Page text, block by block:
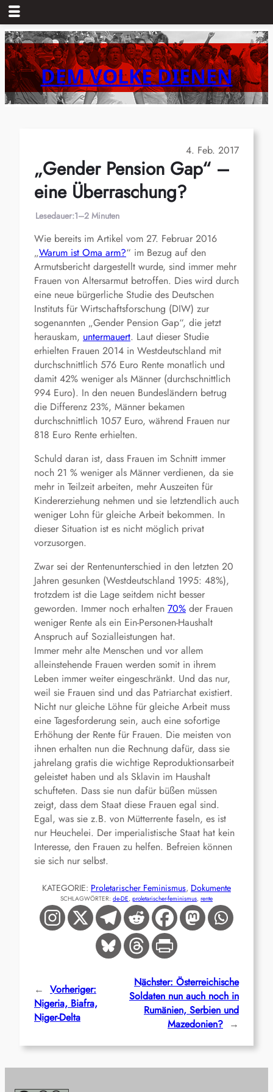
Zum
Inhalt
springenDEM VOLKE DIENEN
4. Feb. 2017
„Gender Pension Gap“ –
eine Überraschung?
Lesedauer:1–2 Minuten
Wie bereits im Artikel vom 27. Februar 2016
„Warum ist Oma arm?“ im Bezug auf den
Armutsbericht dargestellt wurde, sind immer mehr
Frauen von Altersarmut betroffen. Dies wird durch
eine neue bürgerliche Studie des Deutschen
Instituts für Wirtschaftsforschung (DIW) zur
sogenannten „Gender Pension Gap“, die jetzt
herauskam, untermauert. Laut dieser Studie
erhielten Frauen 2014 in Westdeutschland mit
durchschnittlich 576 Euro Rente monatlich und
damit 42% weniger als Männer (durchschnittlich
994 Euro). In den neuen Bundesländern betrug
die Differenz 23%, Männer bekamen
durchschnittlich 1057 Euro, während Frauen nur
818 Euro Rente erhielten.
Schuld daran ist, dass Frauen im Schnitt immer
noch 21 % weniger als Männer verdienen, da sie
mehr in Teilzeit arbeiten, mehr Auszeiten für
Kindererziehung nehmen und sie letztendlich auch
weniger Lohn für gleiche Arbeit bekommen. In
dieser Situation ist es nicht möglich privat
vorzusorgen.
Zwar sei der Rentenunterschied in den letzten 20
Jahren gesunken (Westdeutschland 1995: 48%),
trotzdem ist die Lage seitdem nicht besser
geworden. Immer noch erhalten 70% der Frauen
weniger Rente als ein Ein-Personen-Haushalt
Anspruch auf Sozialleistungen hat.
Immer mehr alte Menschen und vor allem
alleinstehende Frauen werden somit in ihrem
Leben immer weiter eingeschränkt. Und das nur,
weil sie Frauen sind und das Patriarchat existiert.
Nicht nur gleiche Löhne für gleiche Arbeit muss
eine Tagesforderung sein, auch eine sofortige
Erhöhung der Rente für Frauen. Die meisten von
ihnen erhalten nun die Rechnung dafür, dass sie
jahrelang gratis die wichtige Reproduktionsarbeit
geleistet haben und als Sklavin im Haushalt
schufteten. Dass sie nun dafür büßen müssen
zeigt, dass dem Staat diese Frauen egal sind.
Egal, was sie z.B. von Mütterrente faseln, es ist
nur Heuchelei. Der imperialistische Staat hat kein
Interesse, den Frauen zu helfen. Befreien können
sie sich nur selbst.
KATEGORIE: Proletarischer Feminismus, Dokumente
SCHLAGWÖRTER: de-DE, proletarischer-feminismus, rente
← Vorheriger:
Nigeria, Biafra,
Niger-Delta
Nächster: Österreichische
Soldaten nun auch noch in
Rumänien, Serbien und
Mazedonien? →